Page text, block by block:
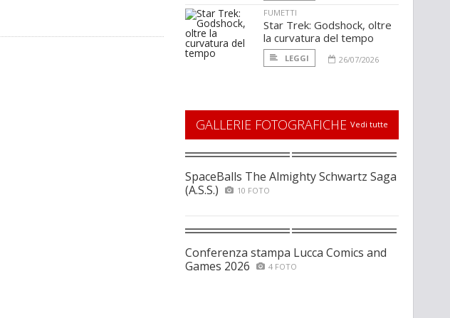
FUMETTI
Star Trek: Godshock, oltre
la curvatura del tempo
LEGGI 26/07/2026
GALLERIE FOTOGRAFICHE Vedi tutte
SpaceBalls The Almighty Schwartz Saga
(A.S.S.)
10 FOTO
Conferenza stampa Lucca Comics and
Games 2026
4 FOTO